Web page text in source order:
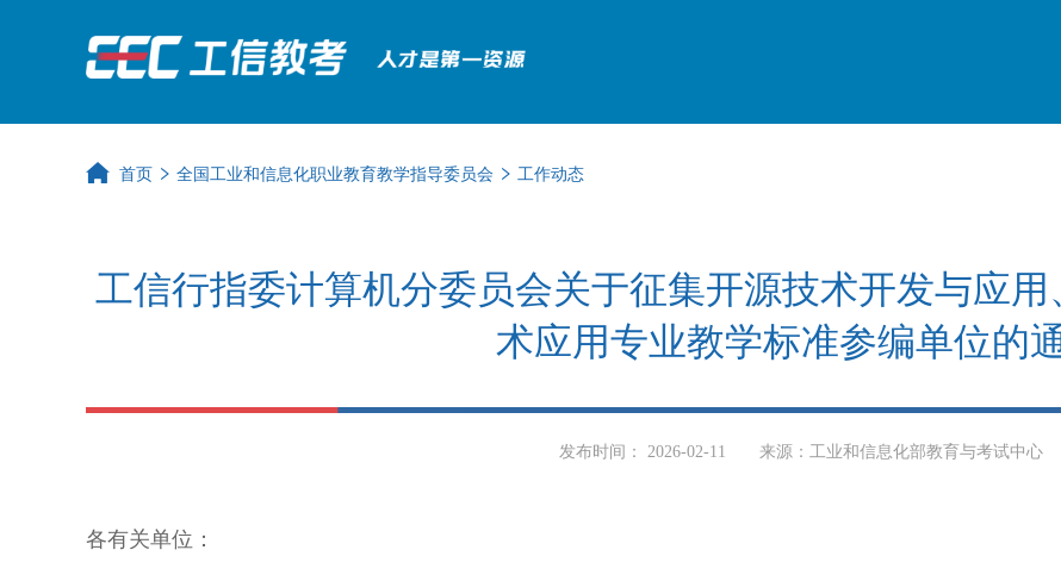
首页 全国工业和信息化职业教育教学指导委员会 工作动态
工信行指委计算机分委员会关于征集开源技术开发与应
术应用专业教学标准参编单位的
发布时间： 2026-02-11 来源：工业和信息化部教育与考试中心
各有关单位：